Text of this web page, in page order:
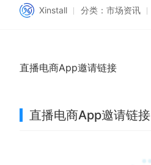
Xinstall 分类： 市场资讯
直播电商App邀请链接
直播电商App邀请链接